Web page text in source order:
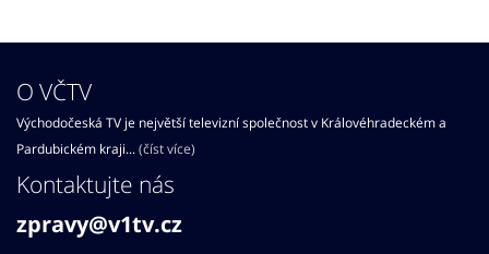
O VČTV
Východočeská TV je největší televizní společnost v Královéhradeckém a
Pardubickém kraji...(číst více)
Kontaktujte nás
zpravy@v1tv.cz